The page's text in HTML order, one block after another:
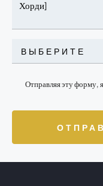
ВЫБЕРИТЕ
Отправляя эту форму,